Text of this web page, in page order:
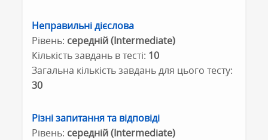
Неправильні дієслова
Рівень: середній (Intermediate)
Кількість завдань в тесті: 10
Загальна кількість завдань для цього тесту:
30
Різні запитання та відповіді
Рівень: середній (Intermediate)